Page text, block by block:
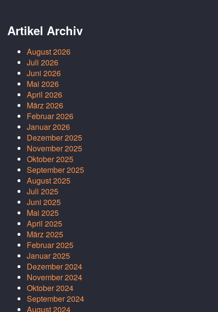
Artikel Archiv
August 2026
Juli 2026
Juni 2026
Mai 2026
April 2026
März 2026
Februar 2026
Januar 2026
Dezember 2025
November 2025
Oktober 2025
September 2025
August 2025
Juli 2025
Juni 2025
Mai 2025
April 2025
März 2025
Februar 2025
Januar 2025
Dezember 2024
November 2024
Oktober 2024
September 2024
August 2024